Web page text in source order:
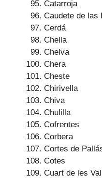
Catarroja
Caudete de las
Cerdá
Chella
Chelva
Chera
Cheste
Chirivella
Chiva
Chulilla
Cofrentes
Corbera
Cortes de
Cotes
Cuart de les